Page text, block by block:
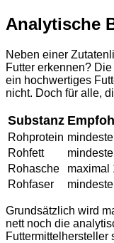
Analytische
Neben einer
Futter erkennen?
ein hochwertiges
nicht. Doch für alle,
Substanz
Rohprotein
Rohfett
Rohasche
maximal
Rohfaser
Grundsätzlich wird
nett noch die
Futtermittelhersteller